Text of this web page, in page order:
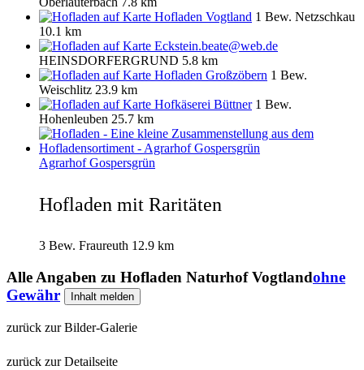
Hofladen Vogtland 1 Bew. Netzschkau
10.1 km
Eckstein.beate@web.de
HEINSDORFERGRUND 5.8 km
Hofladen Großzöbern 1 Bew.
Weischlitz 23.9 km
Hofkäserei Büttner 1 Bew.
Hohenleuben 25.7 km
Agrarhof Gospersgrün
Hofladen mit Raritäten
3 Bew. Fraureuth 12.9 km
Alle Angaben zu Hofladen Naturhof Vogtlandohne
Gewähr
Inhalt melden
zurück zur Bilder-Galerie
zurück zur Detailseite